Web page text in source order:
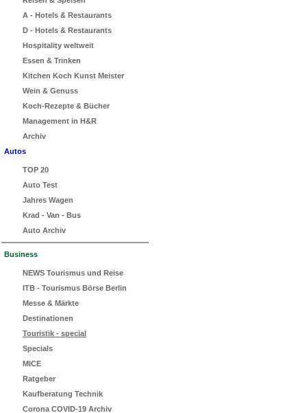
A - Hotels & Restaurants
D - Hotels & Restaurants
Hospitality weltweit
Essen & Trinken
Kitchen Koch Kunst Meister
Wein & Genuss
Koch-Rezepte & Bücher
Management in H&R
Archiv
Autos
TOP 20
Auto Test
Jahres Wagen
Krad - Van - Bus
Auto Archiv
Business
NEWS Tourismus und Reise
ITB - Tourismus Börse Berlin
Messe & Märkte
Destinationen
Touristik - special
Specials
MICE
Ratgeber
Kaufberatung Technik
Corona COVID-19 Archiv